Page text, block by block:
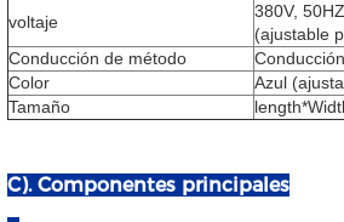
voltaje
380V,
(ajustable
Conducción de método
Color
Azul
Tamaño
C). Componentes principales